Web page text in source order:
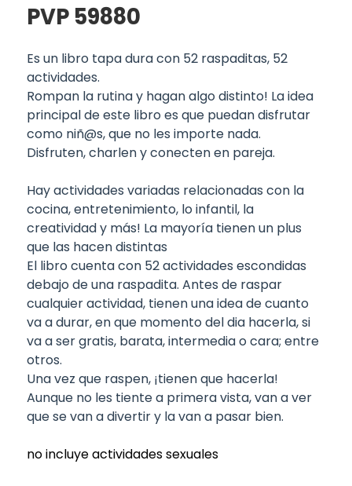
PVP 59880
Es un libro tapa dura con 52 raspaditas, 52
actividades.
Rompan la rutina y hagan algo distinto! La idea
principal de este libro es que puedan disfrutar
como niñ@s, que no les importe nada.
Disfruten, charlen y conecten en pareja.
Hay actividades variadas relacionadas con la
cocina, entretenimiento, lo infantil, la
creatividad y más! La mayoría tienen un plus
que las hacen distintas
El libro cuenta con 52 actividades escondidas
debajo de una raspadita. Antes de raspar
cualquier actividad, tienen una idea de cuanto
va a durar, en que momento del dia hacerla, si
va a ser gratis, barata, intermedia o cara; entre
otros.
Una vez que raspen, ¡tienen que hacerla!
Aunque no les tiente a primera vista, van a ver
que se van a divertir y la van a pasar bien.
no incluye actividades sexuales